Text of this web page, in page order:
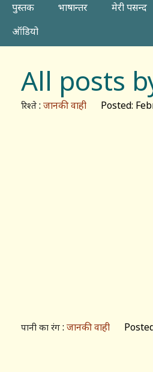
पुस्तक
भाषान्तर मेरी पसन्द
ऑडियो
All posts
रिश्ते : जानकी वाही Posted:
पानी का रंग : जानकी वाही